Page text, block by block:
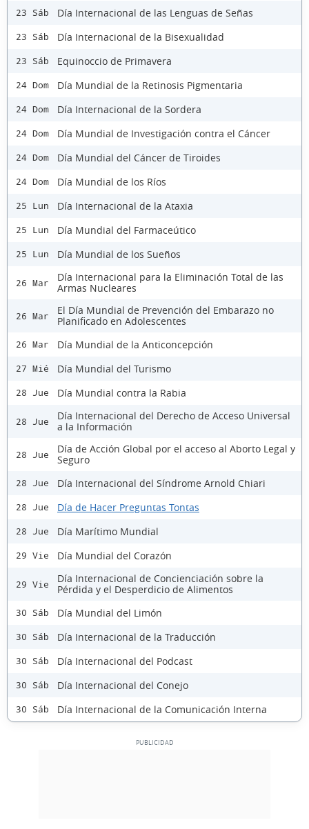
23 Sáb Día Internacional de las Lenguas de Señas
23 Sáb Día Internacional de la Bisexualidad
23 Sáb Equinoccio de Primavera
24 Dom Día Mundial de la Retinosis Pigmentaria
24 Dom Día Internacional de la Sordera
24 Dom Día Mundial de Investigación contra el Cáncer
24 Dom Día Mundial del Cáncer de Tiroides
24 Dom Día Mundial de los Ríos
25 Lun Día Internacional de la Ataxia
25 Lun Día Mundial del Farmaceútico
25 Lun Día Mundial de los Sueños
26 Mar
Día Internacional para la Eliminación Total de las
Armas Nucleares
26 Mar
El Día Mundial de Prevención del Embarazo no
Planificado en Adolescentes
26 Mar Día Mundial de la Anticoncepción
27 Mié Día Mundial del Turismo
28 Jue Día Mundial contra la Rabia
28 Jue
Día Internacional del Derecho de Acceso Universal
a la Información
28 Jue
Día de Acción Global por el acceso al Aborto Legal y
Seguro
28 Jue Día Internacional del Síndrome Arnold Chiari
28 Jue Día de Hacer Preguntas Tontas
28 Jue Día Marítimo Mundial
29 Vie Día Mundial del Corazón
29 Vie
Día Internacional de Concienciación sobre la
Pérdida y el Desperdicio de Alimentos
30 Sáb Día Mundial del Limón
30 Sáb Día Internacional de la Traducción
30 Sáb Día Internacional del Podcast
30 Sáb Día Internacional del Conejo
30 Sáb Día Internacional de la Comunicación Interna